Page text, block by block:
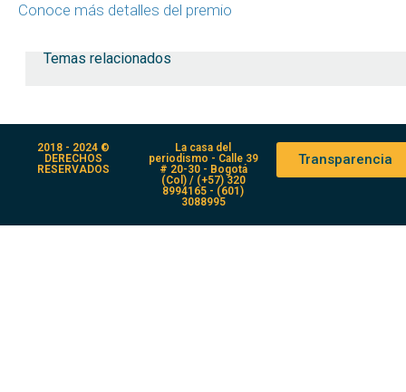
Conoce más detalles del premio
Temas relacionados
2018 - 2024 ©
DERECHOS
RESERVADOS
La casa del
periodismo - Calle 39
# 20-30 - Bogotá
(Col) / (+57) 320
8994165 - (601)
3088995
Transparencia